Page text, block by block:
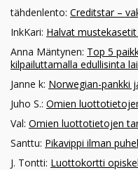
tähdenlento: Creditstar –
InkKari: Halvat
Anna Mäntynen: Top 5
kilpailuttamalla edullisinta
Janne k: Norwegian-pankki
Juho S.: Omien
Val: Omien luottotietojen
Santtu: Pikavippi ilman
J. Tontti: Luottokortti